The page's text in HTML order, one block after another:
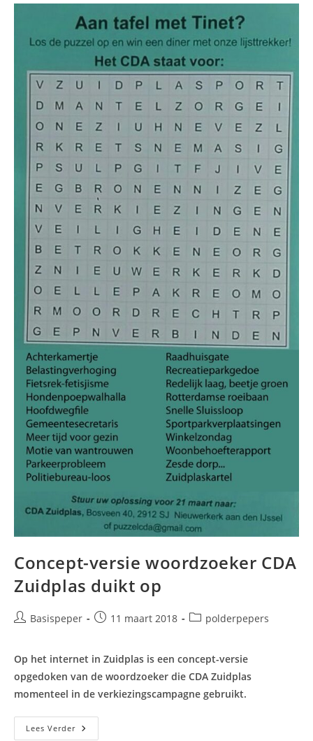
In
Plakoorlog
Zuidplas
–
‘Probleem
Opgelost!’
Concept-versie woordzoeker CDA
Zuidplas duikt op
BerichtBasispeper
Bericht11 maart 2018 Berichtcategorie:
polderpepers
Op het internet in Zuidplas is een concept-versie
opgedoken van de woordzoeker die CDA Zuidplas
momenteel in de verkiezingscampagne gebruikt.
Lees VerderConcept-
Versie